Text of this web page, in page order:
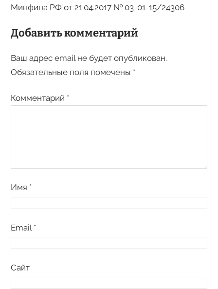
Минфина РФ от 21.04.2017 № 03-01-15/24306
Добавить комментарий
Ваш адрес email не будет опубликован.
Обязательные поля помечены *
Комментарий *
Имя *
Email *
Сайт